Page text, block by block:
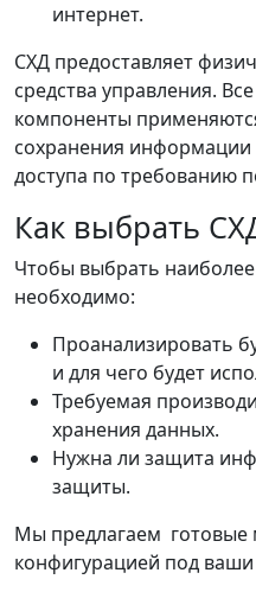
интернет.
СХД предоставляет
средства управления.
компоненты
сохранения информации
доступа по требованию
Как выбрать
Чтобы выбрать
необходимо:
Проанализировать
и для чего будет
Требуемая
хранения данных.
Нужна ли защита
защиты.
Мы предлагаем готовые
конфигурацией под ваши